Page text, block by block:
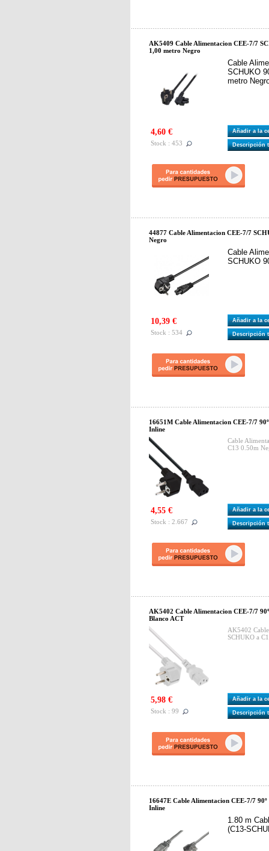
AK5409 Cable Alimentacion CEE-7/7
1,00 metro Negro
Cable
SCHUKO
metro
4,60 €
Stock : 453
Añadir a la
Descripción
44877 Cable Alimentacion CEE-7/7
Negro
Cable
SCHUKO
10,39 €
Stock : 534
Añadir a la
Descripción
16651M Cable Alimentacion CEE-7/7
Inline
Cable
C13 0.50m
4,55 €
Stock : 2.667
Añadir a la
Descripción
AK5402 Cable Alimentacion CEE-7/7
Blanco ACT
AK5402
SCHUKO a
5,98 €
Stock : 99
Añadir a la
Descripción
16647E Cable Alimentacion CEE-7/7
Inline
1.80 m
(C13-